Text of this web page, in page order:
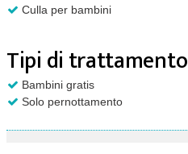
Culla per bambini
Tipi di trattamento
Bambini gratis
Solo pernottamento